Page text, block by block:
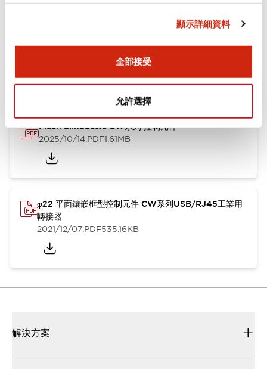
顯示詳細資料
全部接受
允許選擇
型錄和宣傳手冊 CAD檔 認證與標準
Flush Silhouette CW系列 控制元件
2025/10/14.PDF1.61MB
φ22 平面鑲嵌框型控制元件 CW系列USB/RJ45工業用
轉接器
2021/12/07.PDF535.16KB
解決方案